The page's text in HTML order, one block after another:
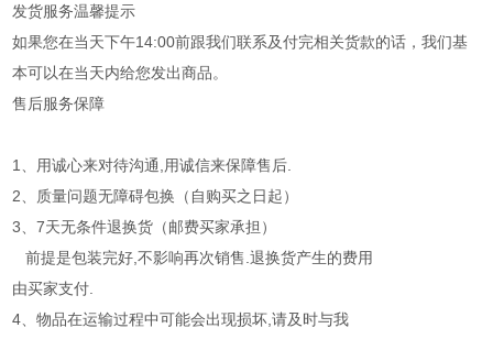
发货服务温馨提示
如果您在当天下午14:00前跟我们联系及付完相关货款的话，我们基
本可以在当天内给您发出商品。
售后服务保障
1、用诚心来对待沟通,用诚信来保障售后.
2、质量问题无障碍包换（自购买之日起）
3、7天无条件退换货（邮费买家承担）
前提是包装完好,不影响再次销售.退换货产生的费用
由买家支付.
4、物品在运输过程中可能会出现损坏,请及时与我